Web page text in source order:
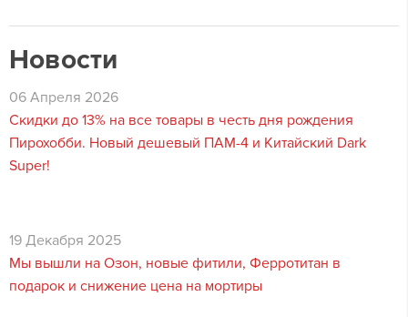
Новости
06 Апреля 2026
Скидки до 13% на все товары в честь дня рождения
Пирохобби. Новый дешевый ПАМ-4 и Китайский Dark
Super!
19 Декабря 2025
Мы вышли на Озон, новые фитили, Ферротитан в
подарок и снижение цена на мортиры